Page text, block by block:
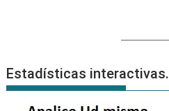
Estadísticas interactivas.